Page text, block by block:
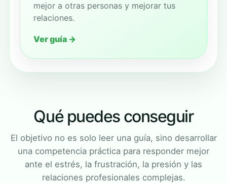
mejor a otras personas y mejorar tus
relaciones.
Ver guía →
Qué puedes conseguir
El objetivo no es solo leer una guía, sino desarrollar
una competencia práctica para responder mejor
ante el estrés, la frustración, la presión y las
relaciones profesionales complejas.